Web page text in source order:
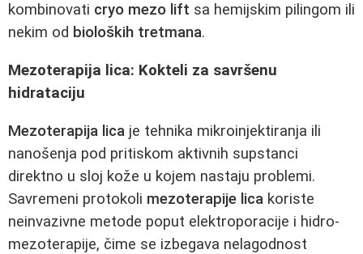
kombinovati cryo mezo lift sa hemijskim pilingom ili
nekim od bioloških tretmana.
Mezoterapija lica: Kokteli za savršenu
hidrataciju
Mezoterapija lica je tehnika mikroinjektiranja ili
nanošenja pod pritiskom aktivnih supstanci
direktno u sloj kože u kojem nastaju problemi.
Savremeni protokoli mezoterapije lica koriste
neinvazivne metode poput elektroporacije i hidro-
mezoterapije, čime se izbegava nelagodnost